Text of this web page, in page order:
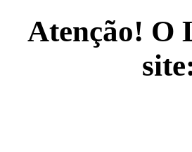
Atenção! O